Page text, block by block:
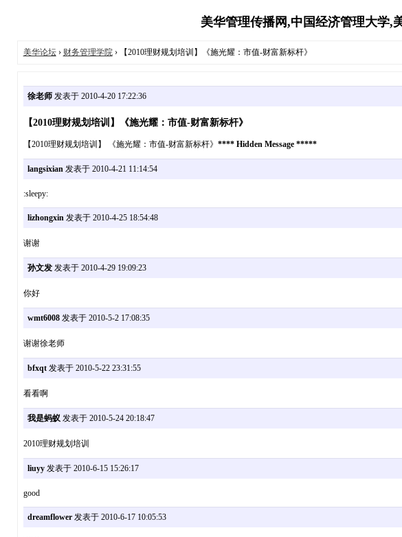
美华管理传播网,中国经济管理大学,
美华论坛› 财务管理学院› 【2010理财规划培训】《施光耀：市值-财富新标杆》
徐老师发表于 2010-4-20 17:22:36
【2010理财规划培训】《施光耀：市值-财富新标杆》
【2010理财规划培训】 《施光耀：市值-财富新标杆》 **** Hidden Message *****
langsixian发表于 2010-4-21 11:14:54
:sleepy:
lizhongxin发表于 2010-4-25 18:54:48
谢谢
孙文发发表于 2010-4-29 19:09:23
你好
wmt6008发表于 2010-5-2 17:08:35
谢谢徐老师
bfxqt发表于 2010-5-22 23:31:55
看看啊
我是蚂蚁发表于 2010-5-24 20:18:47
2010理财规划培训
liuyy发表于 2010-6-15 15:26:17
good
dreamflower发表于 2010-6-17 10:05:53